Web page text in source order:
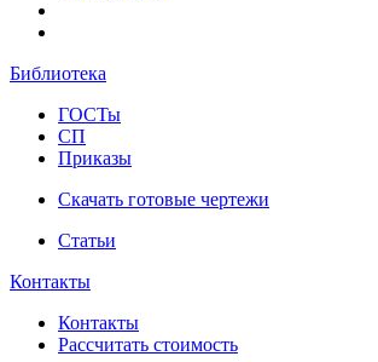
Библиотека
ГОСТы
СП
Приказы
Скачать готовые чертежи
Статьи
Контакты
Контакты
Рассчитать стоимость